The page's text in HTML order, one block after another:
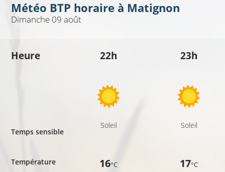
Météo BTP horaire à Matignon
Dimanche 09 août
Heure
Temps sensible
Température
22h
Soleil
16°C
23h
Soleil
17°C